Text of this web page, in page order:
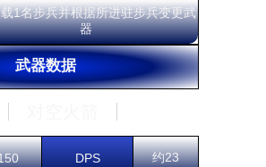
1名步兵并根据所进驻步兵变更武
器
武器数据
DPS 约23